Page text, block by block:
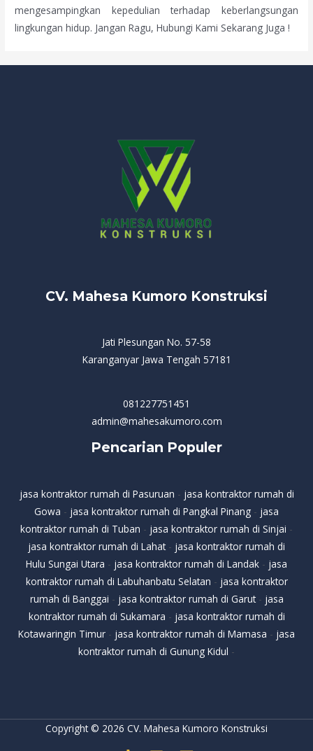
mengesampingkan kepedulian terhadap keberlangsungan
lingkungan hidup. Jangan Ragu, Hubungi Kami Sekarang Juga !
CV. Mahesa Kumoro Konstruksi
Jati Plesungan No. 57-58
Karanganyar Jawa Tengah 57181
081227751451
admin@mahesakumoro.com
Pencarian Populer
jasa kontraktor rumah di Pasuruan - jasa kontraktor rumah di
Gowa - jasa kontraktor rumah di Pangkal Pinang - jasa
kontraktor rumah di Tuban - jasa kontraktor rumah di Sinjai -
jasa kontraktor rumah di Lahat- jasa kontraktor rumah di
Hulu Sungai Utara - jasa kontraktor rumah di Landak - jasa
kontraktor rumah di Labuhanbatu Selatan - jasa kontraktor
rumah di Banggai - jasa kontraktor rumah di Garut- jasa
kontraktor rumah di Sukamara - jasa kontraktor rumah di
Kotawaringin Timur - jasa kontraktor rumah di Mamasa - jasa
kontraktor rumah di Gunung Kidul -
Copyright © 2026 CV. Mahesa Kumoro Konstruksi